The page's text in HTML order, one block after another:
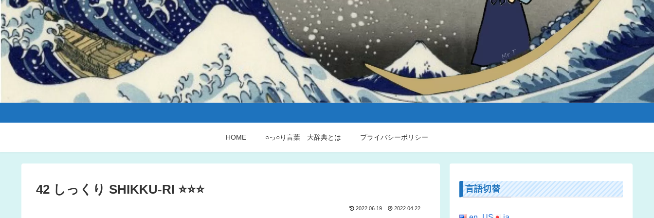
HOME ○っ○り言葉 大辞典とは プライバシーポリシー
42 しっくり SHIKKU-RI ⭐️⭐️⭐️
2022.06.19 2022.04.22
言語切替